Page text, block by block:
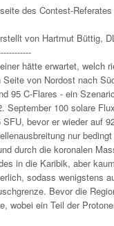
des Contest-
von Hartmut Büttig,
hätte erwartet, welch
von Nordost nach
95 C-Flares - ein
September 100 solare
bevor er wieder auf
nur
durch die koronalen
in die Karibik, aber
sodass wenigstens
Bevor die
wobei ein Teil der